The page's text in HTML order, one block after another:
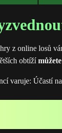
z online losů
obtíží
varuje: Účastí